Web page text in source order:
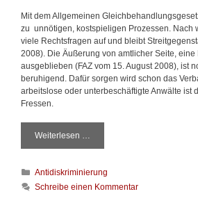
i
o
n
e
n
I
Mit dem Allgemeinen
zu unnötigen, kostspieligen Prozessen. Nach
viele Rechtsfragen auf und bleibt
2008). Die Äußerung von amtlicher Seite, eine
ausgeblieben (FAZ vom 15. August 2008), ist
beruhigend. Dafür sorgen wird schon das
arbeitslose oder unterbeschäftigte Anwälte ist
Fressen.
Weiterlesen …
l
i
c
K
a
Antidiskriminierung
Schreibe einen Kommentar